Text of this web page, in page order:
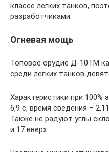
классе легких танков,
разработчиками.
Огневая мощь
Топовое орудие Д-10ТМ
среди легких танков
Характеристики при 100%
6,9 с, время сведения –
Также не радуют углы
и 17 вверх.